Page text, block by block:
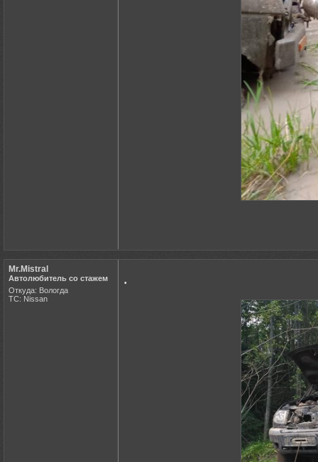
Mr.Mistral
Автолюбитель со стажем
Откуда: Вологда
ТС: Nissan
.